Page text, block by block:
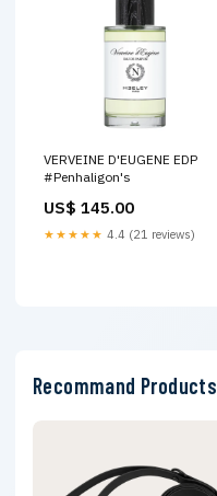
VERVEINE D'EUGENE EDP
#Penhaligon's
US$ 145.00
★★★★★ 4.4 (21 reviews)
Recommand Products